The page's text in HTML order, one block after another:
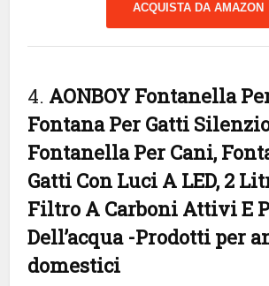
ACQUISTA DA AMAZON
4. AONBOY Fontanella
Fontana Per Gatti
Fontanella Per Cani,
Gatti Con Luci A LED, 2
Filtro A Carboni Attivi E
Dell’acqua -Prodotti per
domestici